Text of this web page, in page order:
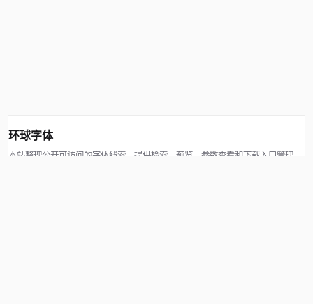
环球字体
本站整理公开可访问的字体线索，提供检索、预览、参数查看和下载入口管理。